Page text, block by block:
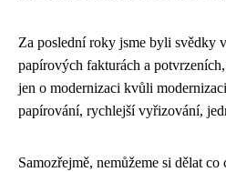
Za poslední roky jsme byli svědky
papírových fakturách a
jen o modernizaci kvůli
papírování, rychlejší vyřizování,
Samozřejmě, nemůžeme si dělat co